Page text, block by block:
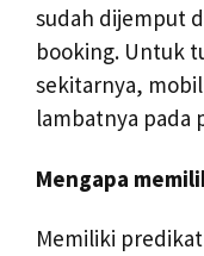
sudah dijemput
booking. Untuk
sekitarnya,
lambatnya pada
Mengapa
Memiliki